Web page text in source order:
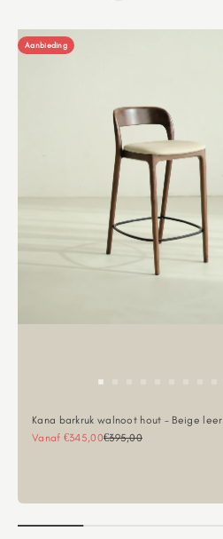
Aanbieding
Kana barkruk walnoot hout - Beige leer
Aanbiedingsprijs
Vanaf €345,00Normale prijs
€395,00